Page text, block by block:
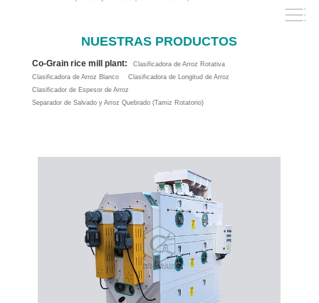
NUESTRAS PRODUCTOS
Co-Grain rice mill plant:
Clasificadora de Arroz Rotativa
Clasificadora de Arroz Blanco
Clasificadora de Longitud de Arroz
Clasificador de Espesor de Arroz
Separador de Salvado y Arroz Quebrado (Tamiz Rotatorio)